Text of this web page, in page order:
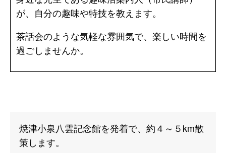
が、自分の趣味や特技を教えます。
茶話会のような気軽な雰囲気で、楽しい時間を
過ごしませんか。
焼津小泉八雲記念館を発着で、約４～５km散
策します。